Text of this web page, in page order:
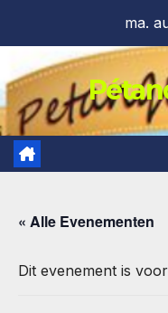
inhoud
ma.
« Alle Evenementen
Dit evenement is